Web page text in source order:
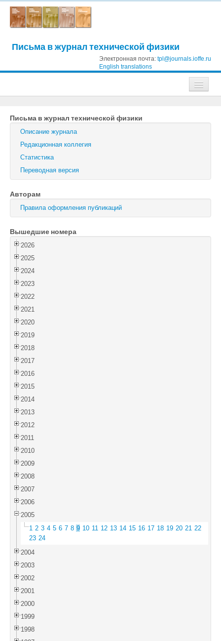
Письма в журнал технической физики
Электронная почта: tpl@journals.ioffe.ru
English translations
Журнал технической физики
Письма в Журнал технической физики
Физика твердого тела
Физика и техника полупроводников
Оптика и спектроскопия
Поиск
Войти
Письма в журнал технической физики
Описание журнала
Редакционная коллегия
Статистика
Переводная версия
Авторам
Правила оформления публикаций
Вышедшие номера
2026
2025
2024
2023
2022
2021
2020
2019
2018
2017
2016
2015
2014
2013
2012
2011
2010
2009
2008
2007
2006
2005
1 2 3 4 5 6 7 8 9 10 11 12 13 14 15 16 17 18 19 20 21 22
23 24
2004
2003
2002
2001
2000
1999
1998